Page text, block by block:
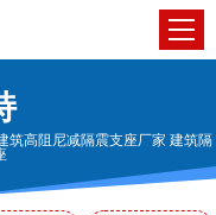
筑高阻尼减隔震支座厂家 建筑隔